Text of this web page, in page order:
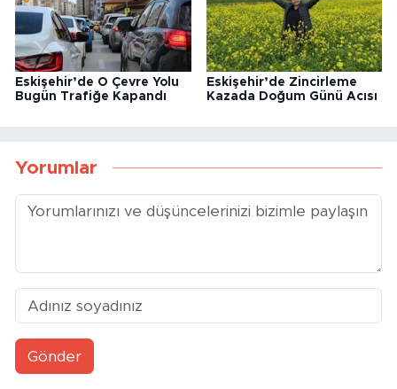
Eskişehir’de O Çevre Yolu
Bugün Trafiğe Kapandı
Eskişehir’de Zincirleme
Kazada Doğum Günü Acısı
Yorumlar
Gönder